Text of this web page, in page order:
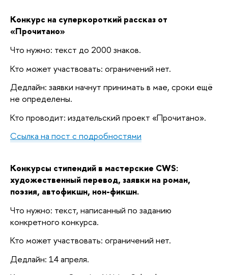
Конкурс на суперкороткий рассказ от
«Прочитано»
Что нужно: текст до 2000 знаков.
Кто может участвовать: ограничений нет.
Дедлайн: заявки начнут принимать в мае, сроки ещё
не определены.
Кто проводит: издательский проект «Прочитано».
Ссылка на пост с подробностями
Конкурсы стипендий в мастерские CWS:
художественный перевод, заявки на роман,
поэзия, автофикшн, нон-фикшн.
Что нужно: текст, написанный по заданию
конкретного конкурса.
Кто может участвовать: ограничений нет.
Дедлайн: 14 апреля.